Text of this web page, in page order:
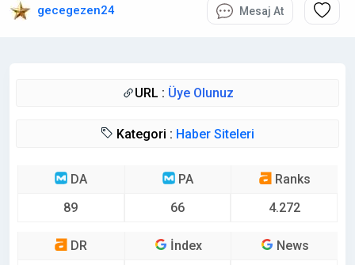
gecegezen24 Mesaj At
URL : Üye Olunuz
Kategori : Haber Siteleri
DA
89
PA
66
Ranks
4.272
DR
İndex
News